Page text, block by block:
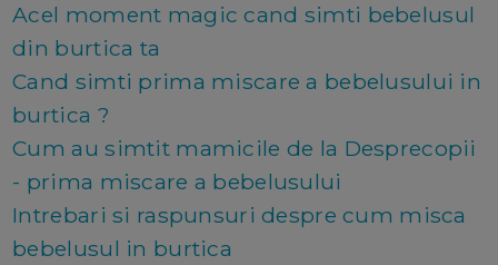
Acel moment magic cand simti bebelusul
din burtica ta
Cand simti prima miscare a bebelusului in
burtica ?
Cum au simtit mamicile de la Desprecopii
- prima miscare a bebelusului
Intrebari si raspunsuri despre cum misca
bebelusul in burtica